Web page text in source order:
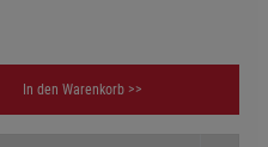
In den Warenkorb >>